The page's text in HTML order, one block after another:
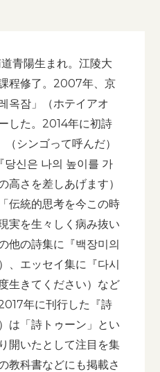
青陽生まれ。江陵大
程修了。2007年、京
옥잠」（ホテイアオ
した。2014年に初詩
シンゴって呼んだ）
당신은 나의 높이를 가
高さを差しあげます）
伝統的思考を今この時
実を生々しく病み抜い
他の詩集に『백장미의
、エッセイ集に『다시
生きてください）など
年に刊行した『詩
は「詩トゥーン」とい
開いたとして注目を集
教科書などにも掲載さ